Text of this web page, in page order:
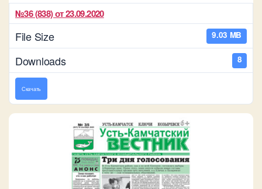
№36 (838) от 23.09.2020
File Size 9.03 MB
Downloads 8
Скачать